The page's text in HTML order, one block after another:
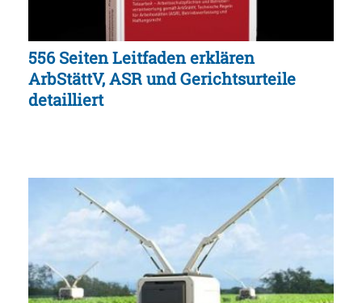
556 Seiten Leitfaden erklären
ArbStättV, ASR und Gerichtsurteile
detailliert